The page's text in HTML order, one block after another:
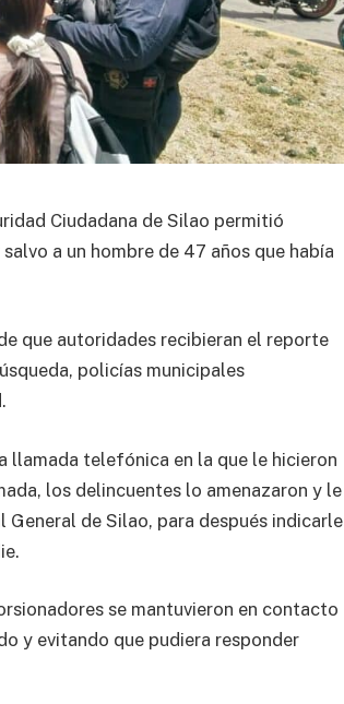
Ciudadana de Silao permitió
a un hombre de 47 años que había
que autoridades recibieran el reporte
policías municipales
llamada telefónica en la que le hicieron
los delincuentes lo amenazaron y le
de Silao, para después indicarle
se mantuvieron en contacto
y evitando que pudiera responder